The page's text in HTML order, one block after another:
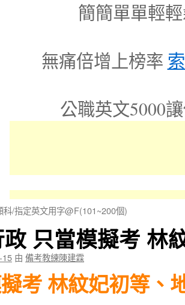
簡簡單單輕
無痛倍增上榜率
公職英文5000
科/指定英文用字@F(101~200個)
只當模擬考 林
15 由 備考教練陳建霖
考 林紋妃初等、